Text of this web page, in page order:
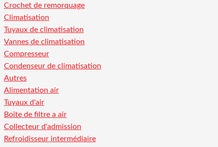
Crochet de remorquage
Climatisation
Tuyaux de climatisation
Vannes de climatisation
Compresseur
Condenseur de climatisation
Autres
Alimentation air
Tuyaux d'air
Boîte de filtre a air
Collecteur d'admission
Refroidisseur intermédiaire